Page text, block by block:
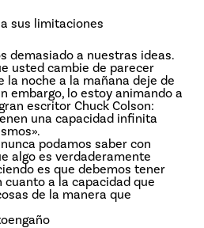
sus limitaciones
demasiado a nuestras ideas.
usted cambie de parecer
la noche a la mañana deje de
embargo, lo estoy animando a
escritor Chuck Colson:
una capacidad infinita
podamos saber con
algo es verdaderamente
es que debemos tener
a la capacidad que
de la manera que